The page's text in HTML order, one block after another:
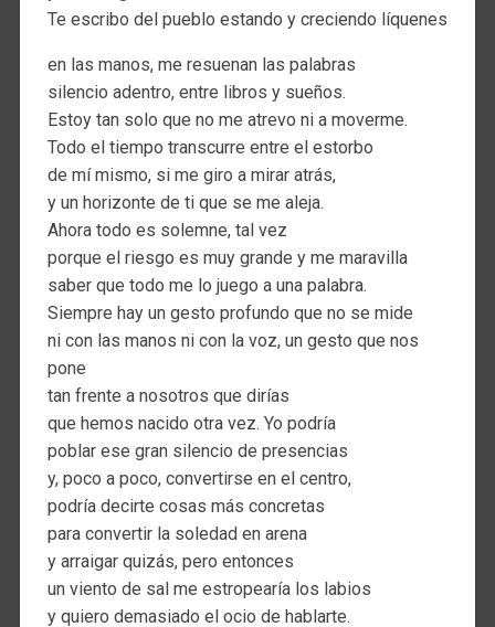
Te escribo del pueblo estando y creciendo líquenes
en las manos, me resuenan las palabras
silencio adentro, entre libros y sueños.
Estoy tan solo que no me atrevo ni a moverme.
Todo el tiempo transcurre entre el estorbo
de mí mismo, si me giro a mirar atrás,
y un horizonte de ti que se me aleja.
Ahora todo es solemne, tal vez
porque el riesgo es muy grande y me maravilla
saber que todo me lo juego a una palabra.
Siempre hay un gesto profundo que no se mide
ni con las manos ni con la voz, un gesto que nos
pone
tan frente a nosotros que dirías
que hemos nacido otra vez. Yo podría
poblar ese gran silencio de presencias
y, poco a poco, convertirse en el centro,
podría decirte cosas más concretas
para convertir la soledad en arena
y arraigar quizás, pero entonces
un viento de sal me estropearía los labios
y quiero demasiado el ocio de hablarte.